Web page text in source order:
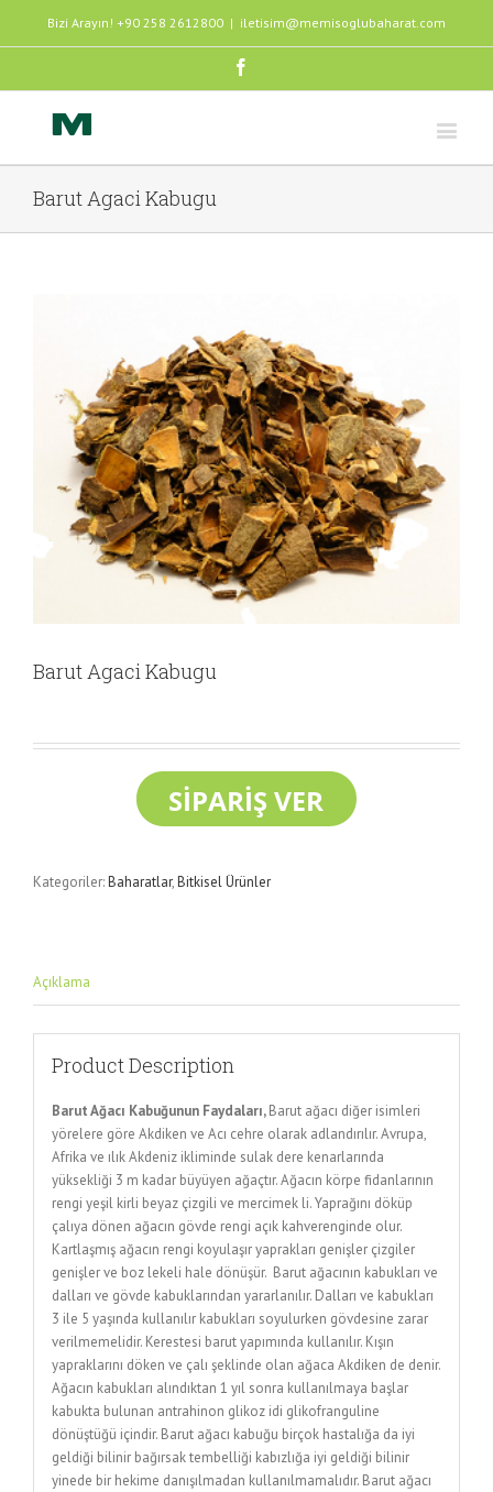
Bizi Arayın! +90 258 2612800 | iletisim@memisoglubaharat.com
Barut Agaci Kabugu
Barut Agaci Kabugu
Kategoriler:Baharatlar,Bitkisel Ürünler
Açıklama
Product Description
Barut Ağacı Kabuğunun Faydaları,Barut ağacı diğer isimleri
yörelere göre Akdiken ve Acı cehre olarak adlandırılır. Avrupa,
Afrika ve ılık Akdeniz ikliminde sulak dere kenarlarında
yüksekliği 3 m kadar büyüyen ağaçtır. Ağacın körpe fidanlarının
rengi yeşil kirli beyaz çizgili ve mercimek li. Yaprağını döküp
çalıya dönen ağacın gövde rengi açık kahverenginde olur.
Kartlaşmış ağacın rengi koyulaşır yaprakları genişler çizgiler
genişler ve boz lekeli hale dönüşür. Barut ağacının kabukları ve
dalları ve gövde kabuklarından yararlanılır. Dalları ve kabukları
3 ile 5 yaşında kullanılır kabukları soyulurken gövdesine zarar
verilmemelidir. Kerestesi barut yapımında kullanılır. Kışın
yapraklarını döken ve çalı şeklinde olan ağaca Akdiken de denir.
Ağacın kabukları alındıktan 1 yıl sonra kullanılmaya başlar
kabukta bulunan antrahinon glikoz idi glikofranguline
dönüştüğü içindir. Barut ağacı kabuğu birçok hastalığa da iyi
geldiği bilinir bağırsak tembelliği kabızlığa iyi geldiği bilinir
yinede bir hekime danışılmadan kullanılmamalıdır. Barut ağacı